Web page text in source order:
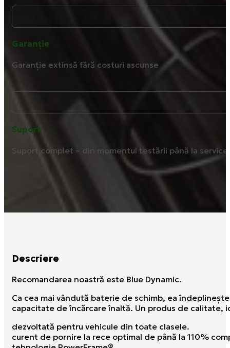
Garanție
Garanție extinsă fără costuri ascunse
Suport
Suport complet – din momentul testării până la
Descriere
Recomandarea noastră este Blue Dynamic.
Ca cea mai vândută baterie de schimb, ea
capacitate de încărcare înaltă. Un produs de calitate,
dezvoltată pentru vehicule din toate clasele.
curent de pornire la rece optimal de până la 110%